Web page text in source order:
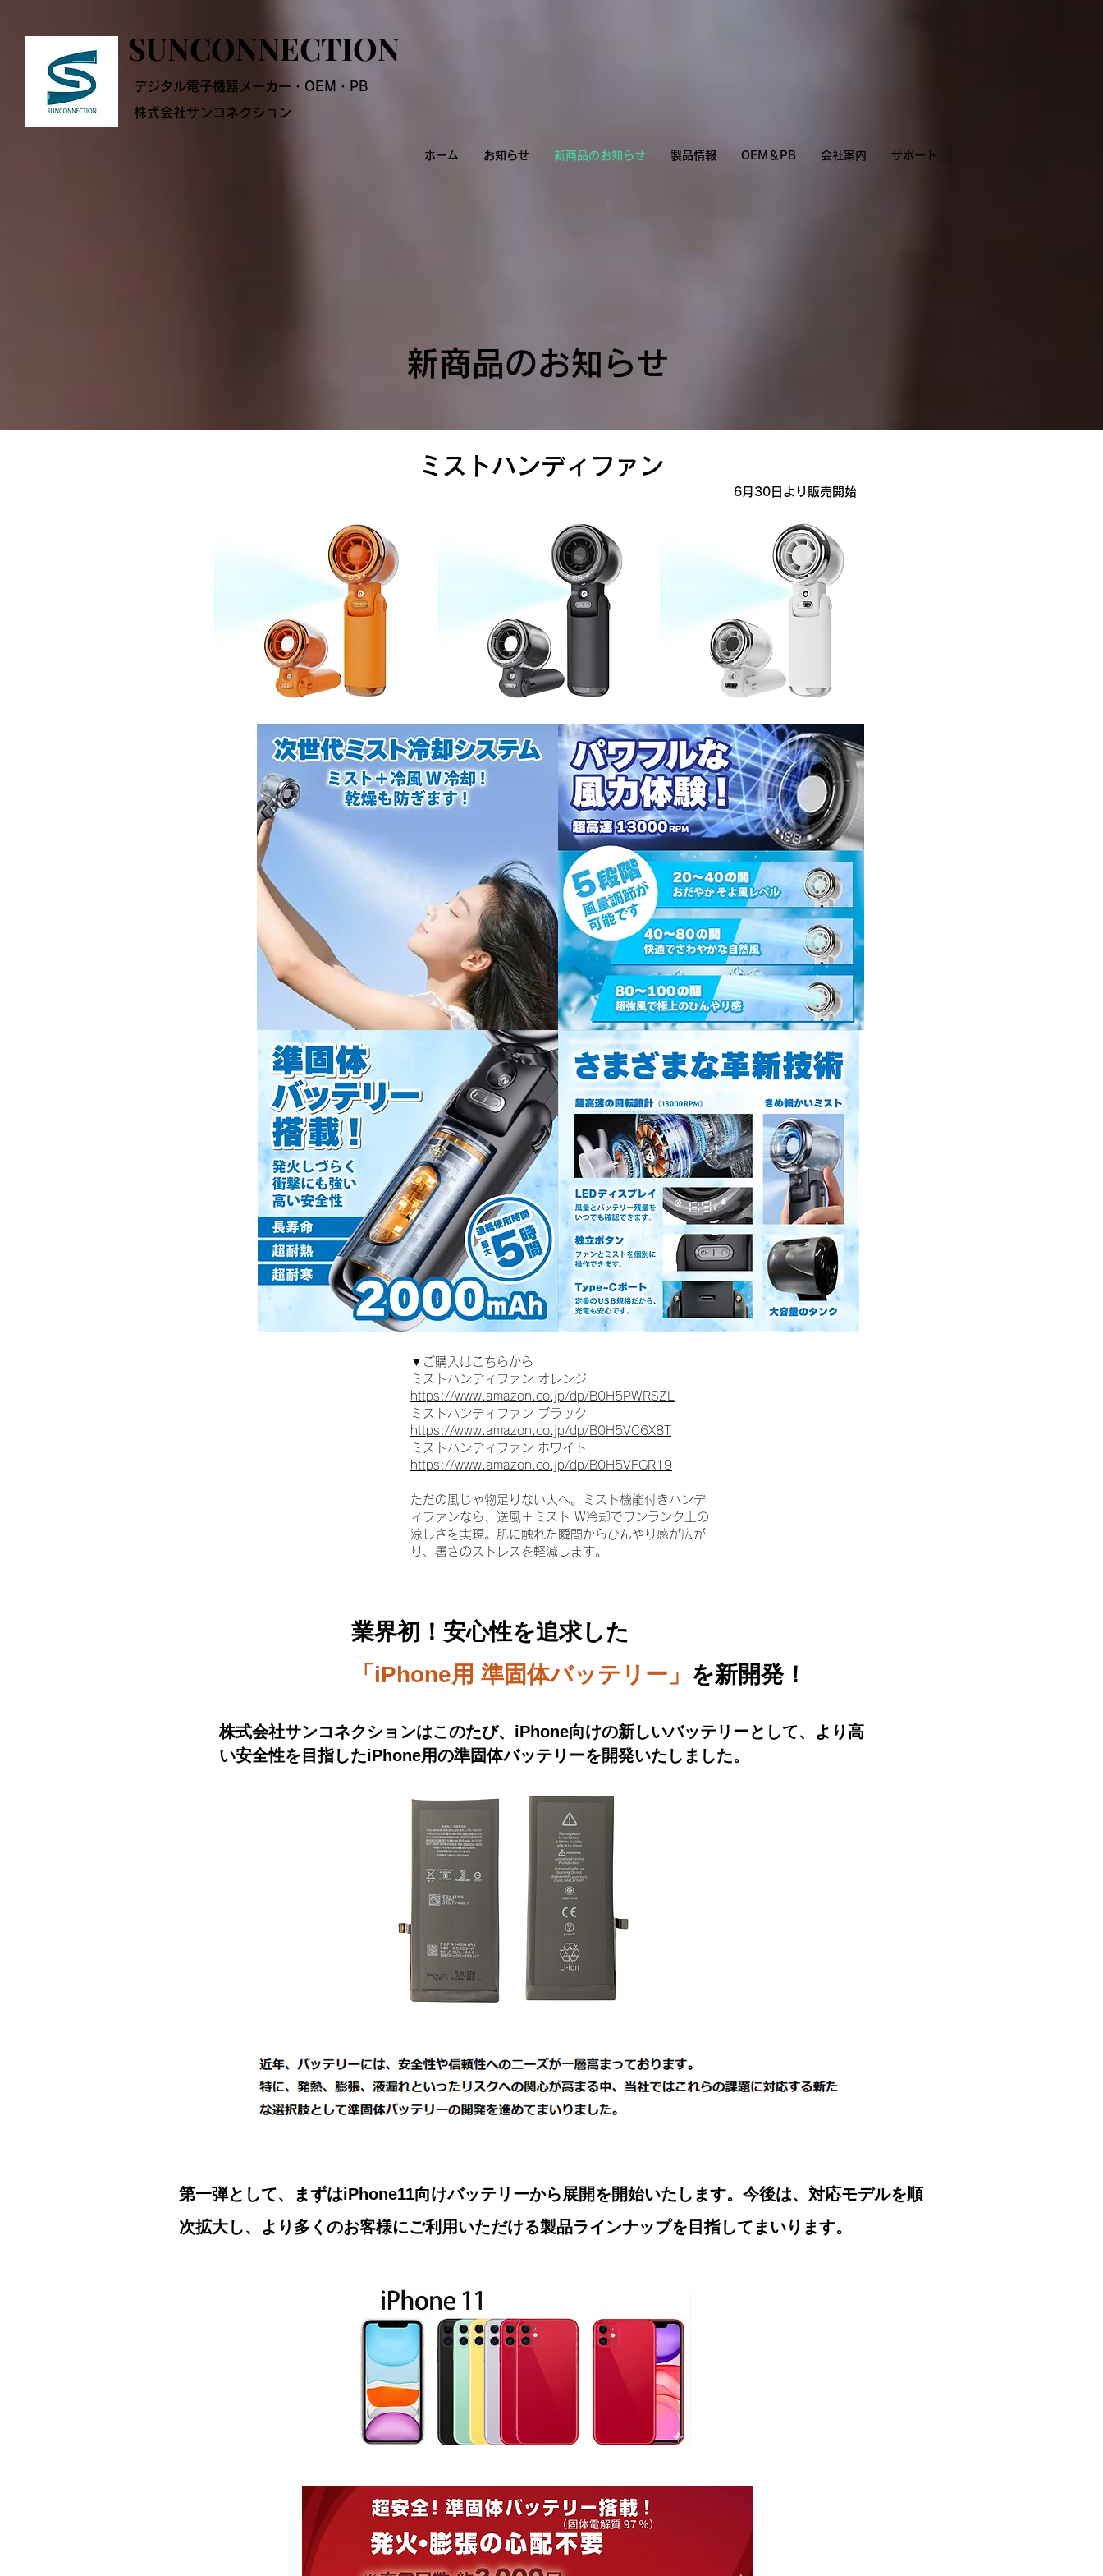
SUNCONNECTION
SUNCONNECTION
デジタル電子機器メーカー・OEM・PB
株式会社サンコネクション
ホーム お知らせ 新商品のお知らせ 製品情報 OEM＆PB 会社案内 サポート
​新商品のお知らせ
​ミストハンディファン
6月30日より販売開始
▼ご購入はこちらから
ミストハンディファン オレンジ
https://www.amazon.co.jp/dp/B0H5PWRSZL
ミストハンディファン ブラック
https://www.amazon.co.jp/dp/B0H5VC6X8T
ミストハンディファン ホワイト
https://www.amazon.co.jp/dp/B0H5VFGR19
ただの風じゃ物足りない人へ。ミスト機能付きハンデ
ィファンなら、送風＋ミスト W冷却でワンランク上の
涼しさを実現。肌に触れた瞬間からひんやり感が広が
り、暑さのストレスを軽減します。
業界初！安心性を追求した
「iPhone用 準固体バッテリー」 を新開発！
​株式会社サンコネクションはこのたび、iPhone向けの新しいバッテリーとして、より高
い安全性を目指したiPhone用の準固体バッテリーを開発いたしました。
​第一弾として、まずはiPhone11向けバッテリーから展開を開始いたします。今後は、対応モデルを順
次拡大し、より多くのお客様にご利用いただける製品ラインナップを目指してまいります。